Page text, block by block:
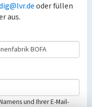
oder füllen
aus.
und Ihrer E-Mail-